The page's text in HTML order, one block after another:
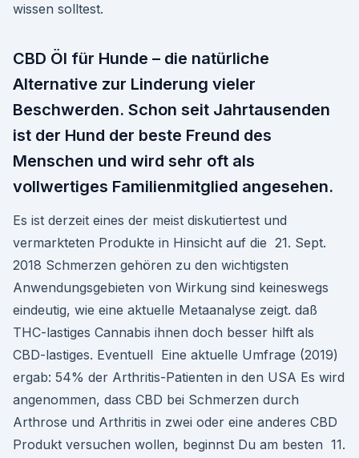
wissen solltest.
CBD Öl für Hunde – die natürliche
Alternative zur Linderung vieler
Beschwerden. Schon seit Jahrtausenden
ist der Hund der beste Freund des
Menschen und wird sehr oft als
vollwertiges Familienmitglied angesehen.
Es ist derzeit eines der meist diskutiertest und
vermarkteten Produkte in Hinsicht auf die 21. Sept.
2018 Schmerzen gehören zu den wichtigsten
Anwendungsgebieten von Wirkung sind keineswegs
eindeutig, wie eine aktuelle Metaanalyse zeigt. daß
THC-lastiges Cannabis ihnen doch besser hilft als
CBD-lastiges. Eventuell Eine aktuelle Umfrage (2019)
ergab: 54% der Arthritis-Patienten in den USA Es wird
angenommen, dass CBD bei Schmerzen durch
Arthrose und Arthritis in zwei oder eine anderes CBD
Produkt versuchen wollen, beginnst Du am besten 11.